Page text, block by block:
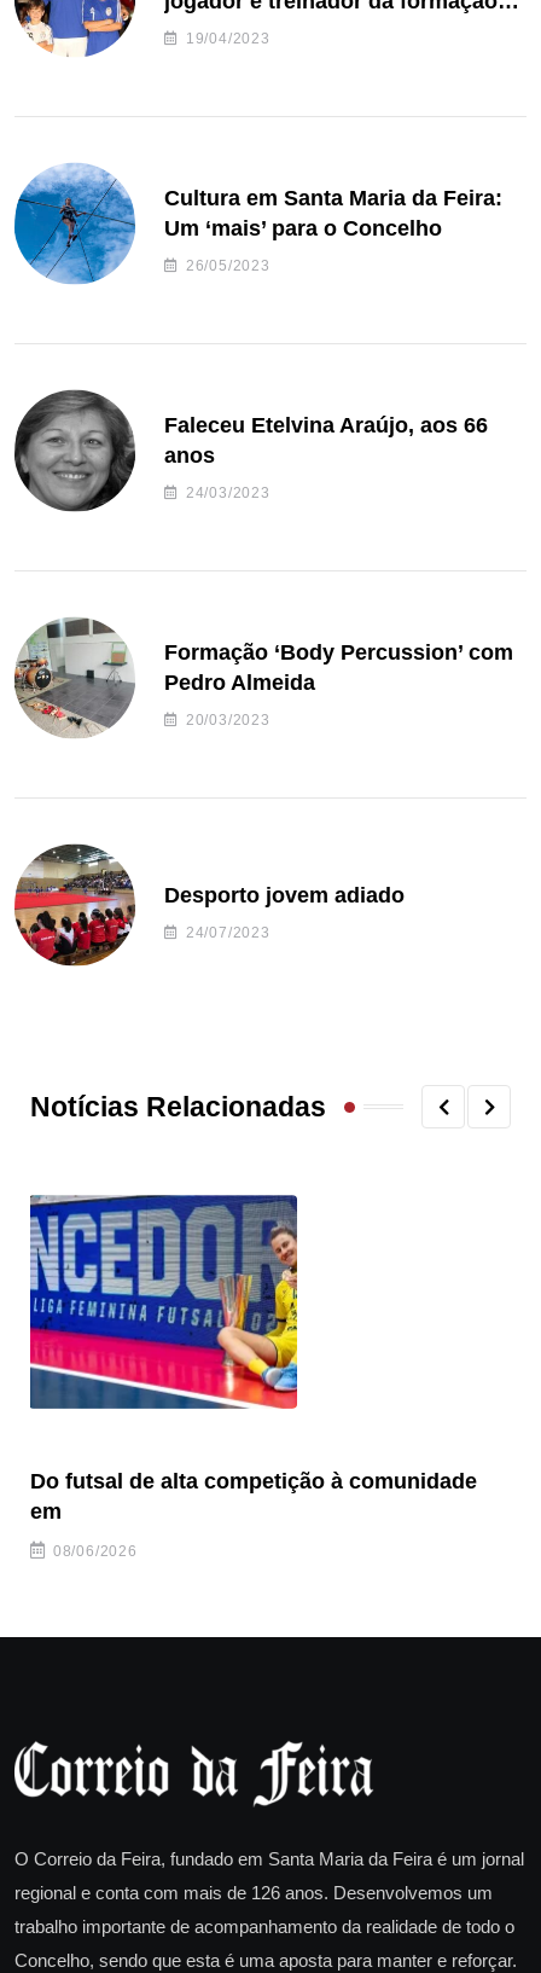
de andebol do Feirense
19/04/2023
Cultura em Santa Maria da Feira:
Um ‘mais’ para o Concelho
26/05/2023
Faleceu Etelvina Araújo, aos 66
anos
24/03/2023
Formação ‘Body Percussion’ com
Pedro Almeida
20/03/2023
Desporto jovem adiado
24/07/2023
Notícias Relacionadas
Do futsal de alta competição à comunidade
em
08/06/2026
O Correio da Feira, fundado em Santa Maria da Feira é um jornal
regional e conta com mais de 126 anos. Desenvolvemos um
trabalho importante de acompanhamento da realidade de todo o
Concelho, sendo que esta é uma aposta para manter e reforçar.